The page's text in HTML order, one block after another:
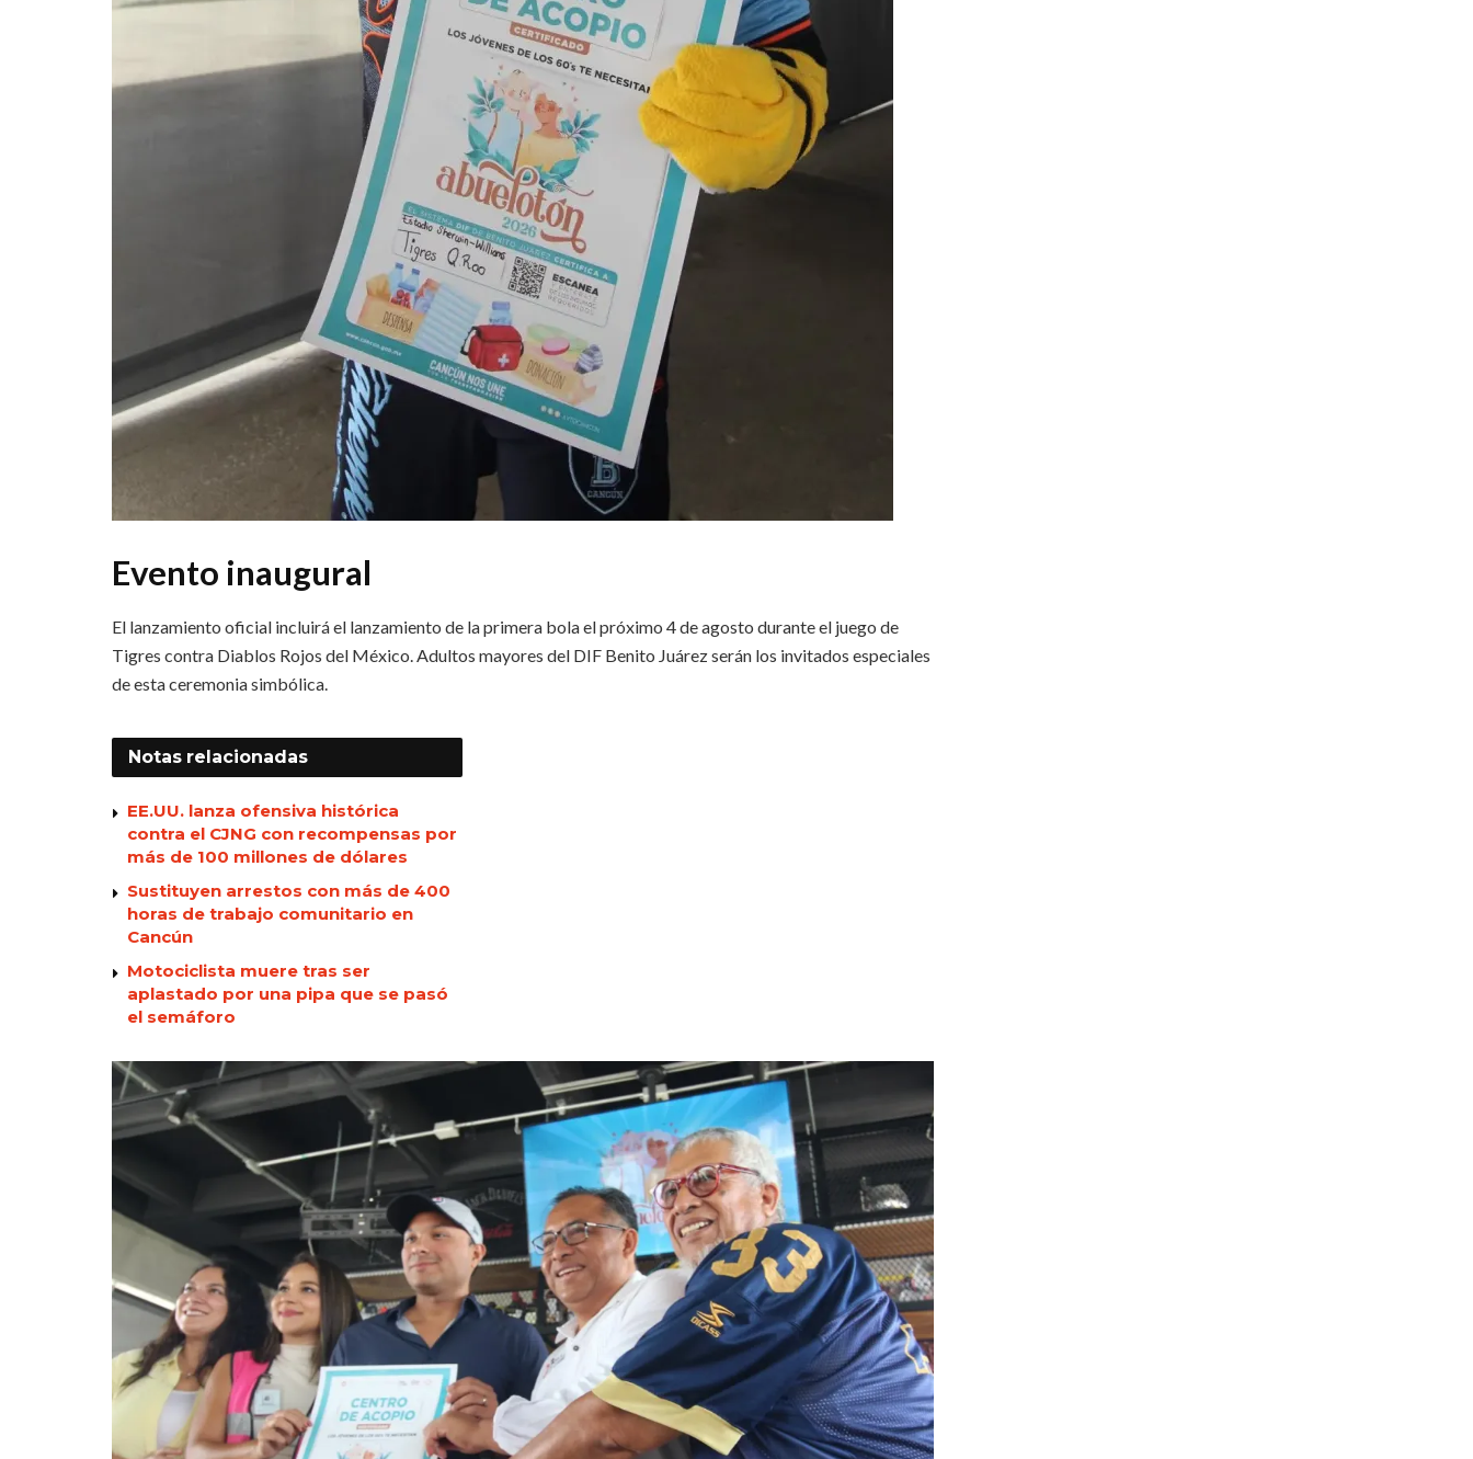
Evento inaugural
El lanzamiento oficial incluirá el lanzamiento de la primera bola el próximo 4 de agosto durante el juego de
Tigres contra Diablos Rojos del México. Adultos mayores del DIF Benito Juárez serán los invitados especiales
de esta ceremonia simbólica.
Notas relacionadas
EE.UU. lanza ofensiva histórica
contra el CJNG con recompensas por
más de 100 millones de dólares
Sustituyen arrestos con más de 400
horas de trabajo comunitario en
Cancún
Motociclista muere tras ser
aplastado por una pipa que se pasó
el semáforo